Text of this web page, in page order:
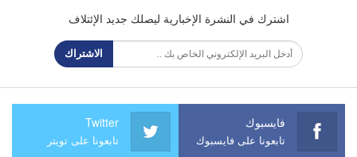
اشترك في النشرة الإخبارية ليصلك جديد الإئتلاف
الاشتراك
فايسبوك
تابعونا على فايسبوك
Twitter
تابعونا على تويتر